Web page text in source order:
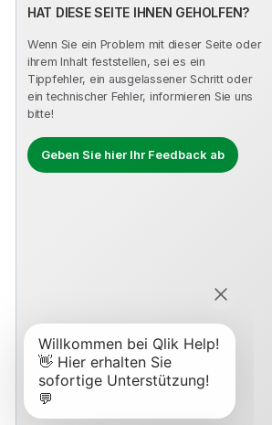
HAT DIESE SEITE IHNEN GEHOLFEN?
Wenn Sie ein Problem mit dieser Seite oder
ihrem Inhalt feststellen, sei es ein
Tippfehler, ein ausgelassener Schritt oder
ein technischer Fehler, informieren Sie uns
bitte!
Geben Sie hier Ihr Feedback ab